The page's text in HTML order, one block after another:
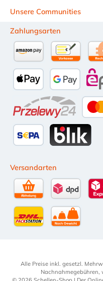
Unsere Communities
Zahlungsarten
Apple Pay Google Pay
Przelewy24
Amazon PayVorkasse
Versandarten
Alle Preise inkl. gesetzl.